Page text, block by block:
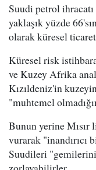
Suudi petrol
yaklaşık yüzde
olarak küresel
Küresel risk
ve Kuzey Afrika
Kızıldeniz'in
"muhtemel
Bunun yerine Mısır
vurarak "inandırıcı
Suudileri